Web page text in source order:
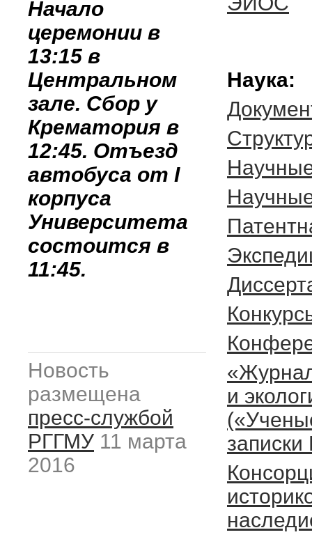
Начало
церемонии в
13:15 в
Центральном
зале. Сбор у
Крематория в
12:45. Отъезд
автобуса от I
корпуса
Университета
состоится в
11:45.
Новость
размещена
пресс-службой
РГГМУ 11 марта
2016
Наука:
и